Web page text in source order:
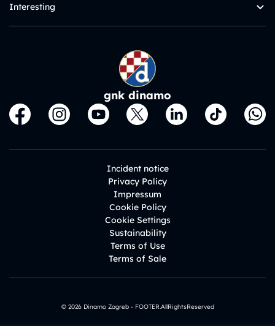
Interesting
gnk dinamo
Incident notice
Privacy Policy
Impressum
Cookie Policy
Cookie Settings
Sustainability
Terms of Use
Terms of Sale
© 2026 Dinamo Zagreb - FOOTER.AllRightsReserved